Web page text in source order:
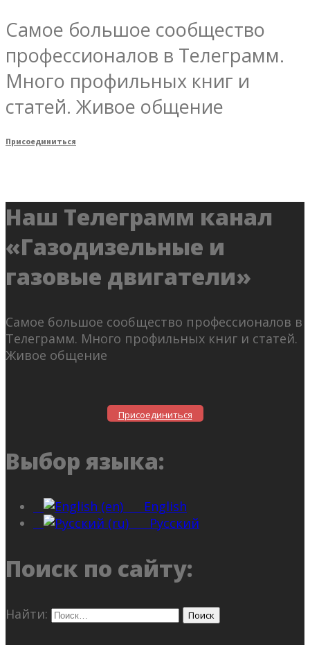
Самое большое сообщество
профессионалов в Телеграмм.
Много профильных книг и
статей. Живое общение
Присоединиться
Наш Телеграмм канал
«Газодизельные и
газовые двигатели»
Самое большое сообщество профессионалов в
Телеграмм. Много профильных книг и статей.
Живое общение
Присоединиться
Выбор языка:
English
Русский
Поиск по сайту:
Найти: